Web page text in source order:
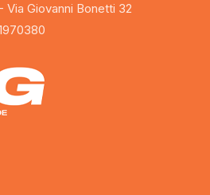
Via Giovanni Bonetti 32